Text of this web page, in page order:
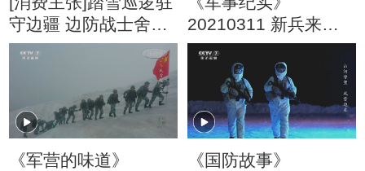
守边疆 边防战士舍家
为国
20210311 新兵来到
无名湖 下集
《军营的味道》
《国防故事》